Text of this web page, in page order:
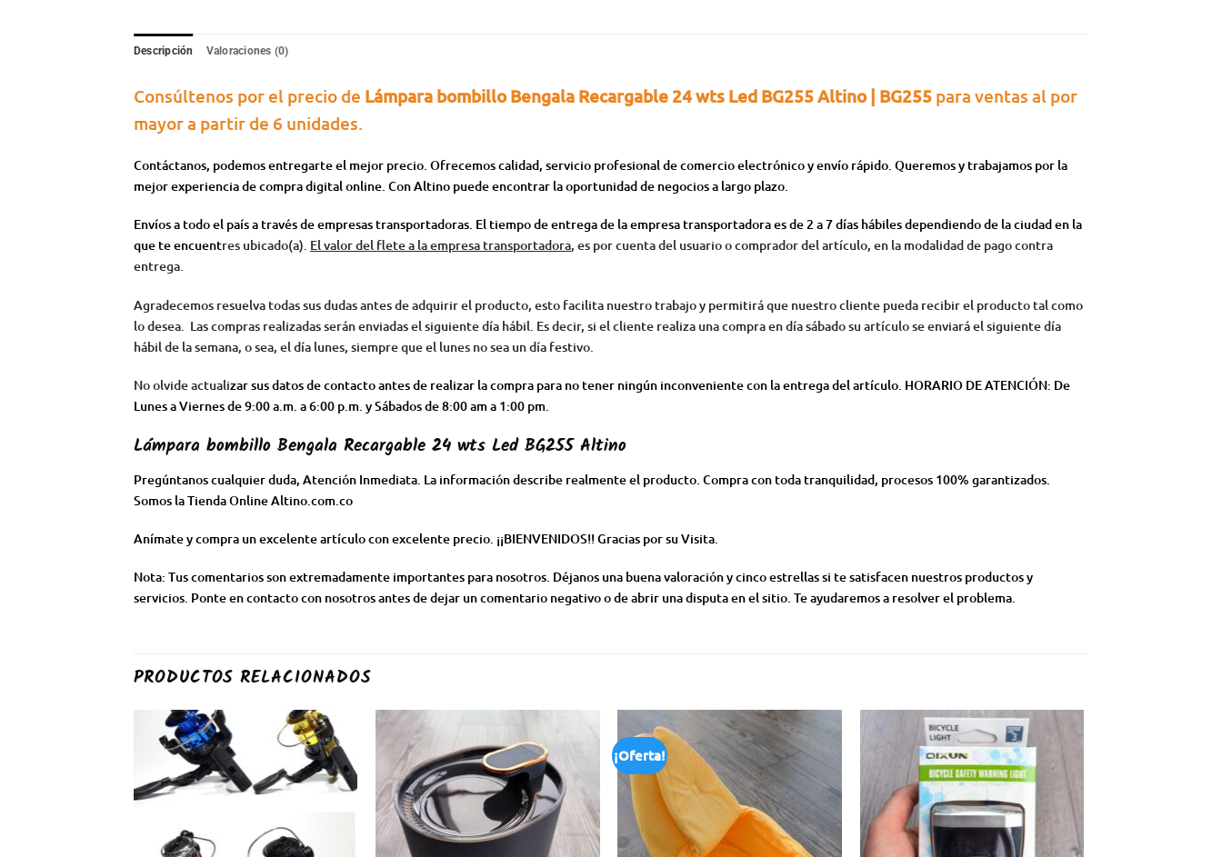
Descripción Valoraciones (0)
Consúltenos por el precio de Lámpara bombillo Bengala Recargable 24 wts Led BG255 Altino | BG255 para ventas al por
mayor a partir de 6 unidades.
Contáctanos, podemos entregarte el mejor precio. Ofrecemos calidad, servicio profesional de comercio electrónico y envío rápido. Queremos y trabajamos por la
mejor experiencia de compra digital online. Con Altino puede encontrar la oportunidad de negocios a largo plazo.
Envíos a todo el país a través de empresas transportadoras. El tiempo de entrega de la empresa transportadora es de 2 a 7 días hábiles dependiendo de la ciudad en la
que te encuentres ubicado(a). El valor del flete a la empresa transportadora, es por cuenta del usuario o comprador del artículo, en la modalidad de pago contra
entrega.
Agradecemos resuelva todas sus dudas antes de adquirir el producto, esto facilita nuestro trabajo y permitirá que nuestro cliente pueda recibir el producto tal como
lo desea. Las compras realizadas serán enviadas el siguiente día hábil. Es decir, si el cliente realiza una compra en día sábado su artículo se enviará el siguiente día
hábil de la semana, o sea, el día lunes, siempre que el lunes no sea un día festivo.
No olvide actualizar sus datos de contacto antes de realizar la compra para no tener ningún inconveniente con la entrega del artículo. HORARIO DE ATENCIÓN: De
Lunes a Viernes de 9:00 a.m. a 6:00 p.m. y Sábados de 8:00 am a 1:00 pm.
Lámpara bombillo Bengala Recargable 24 wts Led BG255 Altino
Pregúntanos cualquier duda, Atención Inmediata. La información describe realmente el producto. Compra con toda tranquilidad, procesos 100% garantizados.
Somos la Tienda Online Altino.com.co
Anímate y compra un excelente artículo con excelente precio. ¡¡BIENVENIDOS!! Gracias por su Visita.
Nota: Tus comentarios son extremadamente importantes para nosotros. Déjanos una buena valoración y cinco estrellas si te satisfacen nuestros productos y
servicios. Ponte en contacto con nosotros antes de dejar un comentario negativo o de abrir una disputa en el sitio. Te ayudaremos a resolver el problema.
PRODUCTOS RELACIONADOS
¡Oferta!